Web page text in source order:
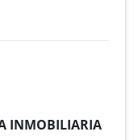
INMOBILIARIA